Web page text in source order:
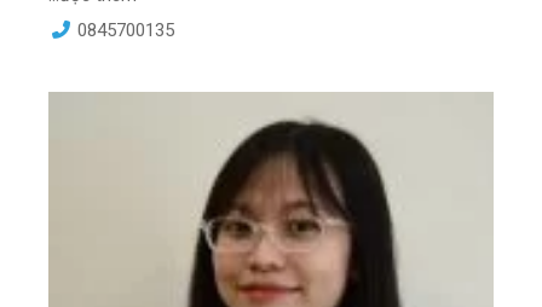
0845700135